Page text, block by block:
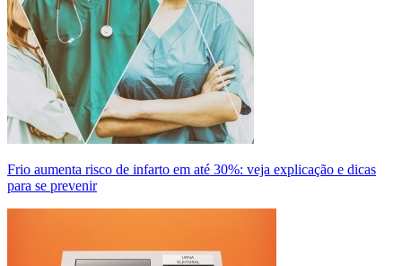
Frio aumenta risco de infarto em até 30%: veja explicação e dicas
para se prevenir